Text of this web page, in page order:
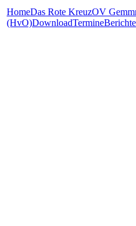
HomeDas Rote KreuzOV
(HvO)DownloadTermineBerichte